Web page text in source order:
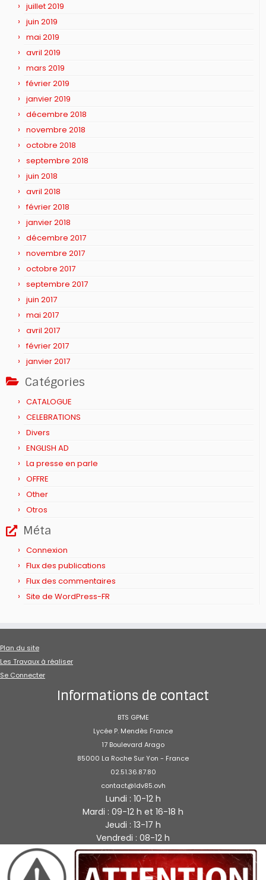
juillet 2019
juin 2019
mai 2019
avril 2019
mars 2019
février 2019
janvier 2019
décembre 2018
novembre 2018
octobre 2018
septembre 2018
juin 2018
avril 2018
février 2018
janvier 2018
décembre 2017
novembre 2017
octobre 2017
septembre 2017
juin 2017
mai 2017
avril 2017
février 2017
janvier 2017
Catégories
CATALOGUE
CELEBRATIONS
Divers
ENGLISH AD
La presse en parle
OFFRE
Other
Otros
Méta
Connexion
Flux des publications
Flux des commentaires
Site de WordPress-FR
Plan du site
Les Travaux à réaliser
Se Connecter
Informations de contact
BTS GPME
Lycée P. Mendès France
17 Boulevard Arago
85000 La Roche Sur Yon - France
02.51.36.87.80
contact@ldv85.ovh
Lundi : 10-12 h
Mardi : 09-12 h et 16-18 h
Jeudi : 13-17 h
Vendredi : 08-12 h